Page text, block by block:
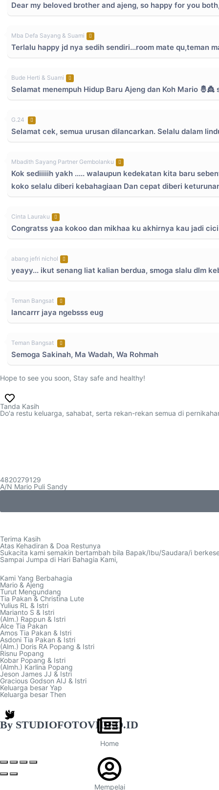
Dear my beloved brother and ajeng, so happy for you
Mba Defa Sayang & Suami
Terlalu happy jd nya sedih sendiri...room mate qu,teman
Bude Herti & Suami
Selamat menempuh Hidup Baru Ajeng dan Koh Mario
G.24
Selamat cek, semua urusan dilancarkan. Selalu dalam
Mbadith Sayang Partner Gembolanku
Kok sediiiiih yakh ..... walaupun kedekatan kita baru
koko selalu diberi kebahagiaan Dan cepat diberi
Cinta Lauraku
Congratss yaa kokoo dan mikhaa ku akhirnya kau jadi
abang jefri nichol
yeayy... ikut senang liat kalian berdua, smoga slalu dlm
Teman Bangsat
lancarrr jaya ngebsss eug
Teman Bangsat
Semoga Sakinah, Ma Wadah, Wa Rohmah
Hope to see you soon, Stay safe and healthy!
Tanda Kasih
Do'a restu keluarga, sahabat, serta rekan-rekan semua di
4820279129
A/N Mario Puli Sandy
By STUDIOFOTOVIDEO.ID
Home
Mempelai